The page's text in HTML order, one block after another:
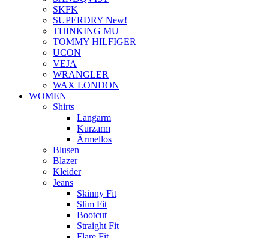
SKFK
SUPERDRY New!
THINKING MU
TOMMY HILFIGER
UCON
VEJA
WRANGLER
WAX LONDON
WOMEN
Shirts
Langarm
Kurzarm
Ärmellos
Blusen
Blazer
Kleider
Jeans
Skinny Fit
Slim Fit
Bootcut
Straight Fit